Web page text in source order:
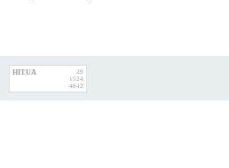
HIT.UA
29
1524
4842